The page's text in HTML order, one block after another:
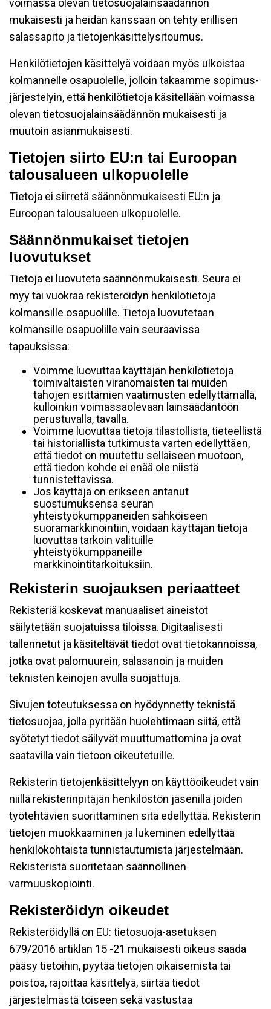
voimassa olevan tietosuojalainsäädännön
mukaisesti ja heidän kanssaan on tehty erillisen
salassapito ja tietojenkäsittelysitoumus.
Henkilötietojen käsittelyä voidaan myös ulkoistaa
kolmannelle osapuolelle, jolloin takaamme sopimus-
järjestelyin, että henkilötietoja käsitellään voimassa
olevan tietosuojalainsäädännön mukaisesti ja
muutoin asianmukaisesti.
Tietojen siirto EU:n tai Euroopan
talousalueen ulkopuolelle
Tietoja ei siirretä säännönmukaisesti EU:n ja
Euroopan talousalueen ulkopuolelle.
Säännönmukaiset tietojen
luovutukset
Tietoja ei luovuteta säännönmukaisesti. Seura ei
myy tai vuokraa rekisteröidyn henkilötietoja
kolmansille osapuolille. Tietoja luovutetaan
kolmansille osapuolille vain seuraavissa
tapauksissa:
Voimme luovuttaa käyttäjän henkilötietoja
toimivaltaisten viranomaisten tai muiden
tahojen esittämien vaatimusten edellyttämällä,
kulloinkin voimassaolevaan lainsäädäntöön
perustuvalla, tavalla.
Voimme luovuttaa tietoja tilastollista, tieteellistä
tai historiallista tutkimusta varten edellyttäen,
että tiedot on muutettu sellaiseen muotoon,
että tiedon kohde ei enää ole niistä
tunnistettavissa.
Jos käyttäjä on erikseen antanut
suostumuksensa seuran
yhteistyökumppaneiden sähköiseen
suoramarkkinointiin, voidaan käyttäjän tietoja
luovuttaa tarkoin valituille
yhteistyökumppaneille
markkinointitarkoituksiin.
Rekisterin suojauksen periaatteet
Rekisteriä koskevat manuaaliset aineistot
säilytetään suojatuissa tiloissa. Digitaalisesti
tallennetut ja käsiteltävät tiedot ovat tietokannoissa,
jotka ovat palomuurein, salasanoin ja muiden
teknisten keinojen avulla suojattuja.
Sivujen toteutuksessa on hyödynnetty teknistä
tietosuojaa, jolla pyritään huolehtimaan siitä, että̈
syötetyt tiedot säilyvät muuttumattomina ja ovat
saatavilla vain tietoon oikeutetuille.
Rekisterin tietojenkäsittelyyn on käyttöoikeudet vain
niillä rekisterinpitäjän henkilöstön jäsenillä joiden
työtehtävien suorittaminen sitä edellyttää. Rekisterin
tietojen muokkaaminen ja lukeminen edellyttää
henkilökohtaista tunnistautumista järjestelmään.
Rekisteristä suoritetaan säännöllinen
varmuuskopiointi.
Rekisteröidyn oikeudet
Rekisteröidyllä on EU: tietosuoja-asetuksen
679/2016 artiklan 15 -21 mukaisesti oikeus saada
pääsy tietoihin, pyytää tietojen oikaisemista tai
poistoa, rajoittaa käsittelyä, siirtää tiedot
järjestelmästä toiseen sekä vastustaa